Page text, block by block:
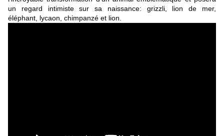
un regard intimiste sur sa naissance: grizzli, lion de mer,
éléphant, lycaon, chimpanzé et lion.